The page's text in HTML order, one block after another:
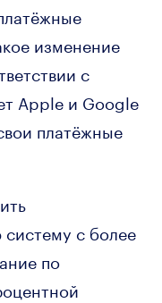
изменение
с
Apple и Google
платёжные
с более
по